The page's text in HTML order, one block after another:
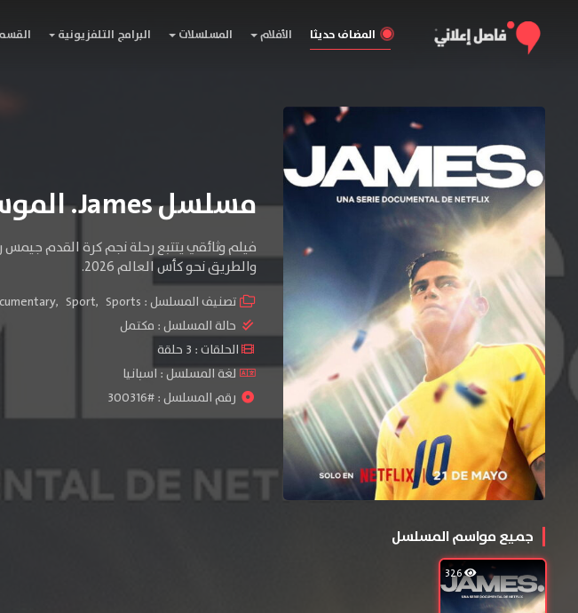
المضاف حديثا الأفلام المسلسلات البرامج التلفزيونية
مسلسل James. الموسم الاول
فيلم وثائقي يتتبع رحلة نجم كرة القدم جيمس
والطريق نحو كأس العالم 2026.
تصنيف المسلسل : , Sport, Sports
حالة المسلسل : مكتمل
الحلقات : 3 حلقة
لغة المسلسل : اسبانيا
رقم المسلسل : #300316
جميع مواسم المسلسل
326